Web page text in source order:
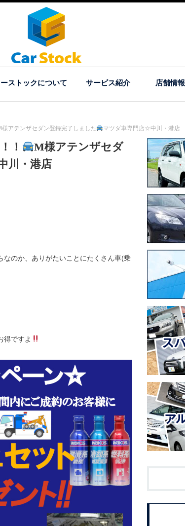
ストックについて サービス紹介 店舗情報
様アテンザセダン登録完了しました マツダ車専門店☆中川・港店
！
M様アテンザセダ
川・港店
のか、ありがたいことにたくさん車(乗
得ですよ